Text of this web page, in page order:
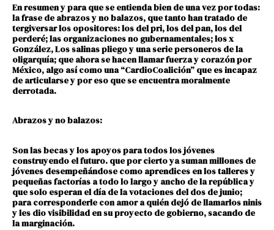
En resumen y para que se entienda bien de una vez por todas:
la frase de abrazos y no balazos, que tanto han tratado de
tergiversar los opositores: los del pri, los del pan, los del
perderé; las organizaciones no gubernamentales; los x
González, Los salinas pliego y una serie personeros de la
oligarquía; que ahora se hacen llamar fuerza y corazón por
México, algo así como una “CardioCoalición” que es incapaz
de articularse y por eso que se encuentra moralmente
derrotada.
Abrazos y no balazos:
Son las becas y los apoyos para todos los jóvenes
construyendo el futuro. que por cierto ya suman millones de
jóvenes desempeñándose como aprendices en los talleres y
pequeñas factorías a todo lo largo y ancho de la república y
que solo esperan el día de la votaciones del dos de junio;
para corresponderle con amor a quién dejó de llamarlos ninis
y les dio visibilidad en su proyecto de gobierno, sacando de
la marginación.